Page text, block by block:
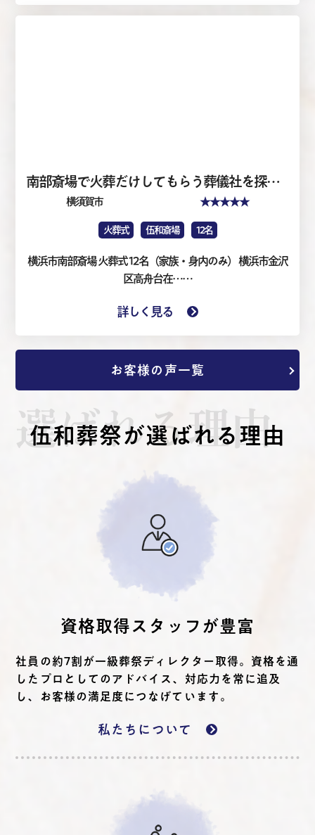
南部斎場で火葬だけしてもらう葬儀社を探して 火葬式12名
横須賀市 ★★★★★
火葬式 伍和斎場 12名
横浜市南部斎場 火葬式 12名（家族・身内のみ） 横浜市金沢
区高舟台在……
詳しく見る
お客様の声一覧
伍和葬祭が選ばれる理由
選ばれる理由
資格取得スタッフが豊富
社員の約7割が一級葬祭ディレクター取得。資格を通
したプロとしてのアドバイス、対応力を常に追及
し、お客様の満足度につなげています。
私たちについて